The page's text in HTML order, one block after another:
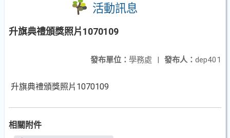
活動訊息
升旗典禮頒獎照片1070109
發布人： dep401
發布單位： 學務處 |
升旗典禮頒獎照片1070109
相關附件